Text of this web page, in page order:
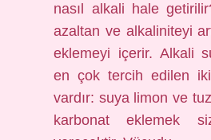
nasıl alkali hale
azaltan ve alkaliniteyi
eklemeyi içerir. Alkali
en çok tercih edilen
vardır: suya limon ve
karbonat eklemek